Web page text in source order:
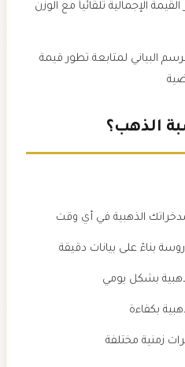
الإجمالية تلقائياً مع الوزن
البياني لمتابعة تطور قيمة
الذهب؟
الذهبية في أي وقت
بناءً على بيانات دقيقة
بشكل يومي
بكفاءة
زمنية مختلفة